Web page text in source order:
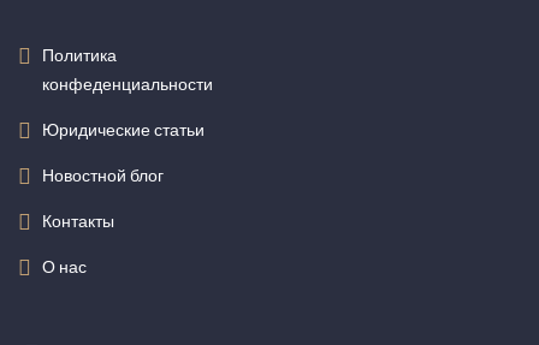
Политика
конфеденциальности
Юридические статьи
Новостной блог
Контакты
О нас